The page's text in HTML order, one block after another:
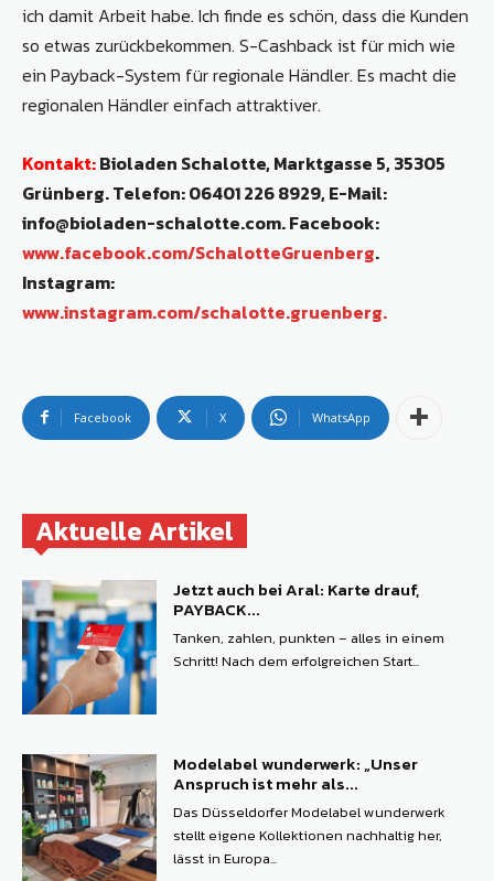
ich damit Arbeit habe. Ich finde es schön, dass die Kunden
so etwas zurückbekommen. S-Cashback ist für mich wie
ein Payback-System für regionale Händler. Es macht die
regionalen Händler einfach attraktiver.
Kontakt:Bioladen Schalotte, Marktgasse 5, 35305
Grünberg. Telefon: 06401 226 8929, E-Mail:
info@bioladen-schalotte.com. Facebook:
www.facebook.com/SchalotteGruenberg.
Instagram:
www.instagram.com/schalotte.gruenberg.
Facebook X WhatsApp
Aktuelle Artikel
Jetzt auch bei Aral: Karte drauf,
PAYBACK...
Tanken, zahlen, punkten – alles in einem
Schritt! Nach dem erfolgreichen Start...
Modelabel wunderwerk: „Unser
Anspruch ist mehr als...
Das Düsseldorfer Modelabel wunderwerk
stellt eigene Kollektionen nachhaltig her,
lässt in Europa...